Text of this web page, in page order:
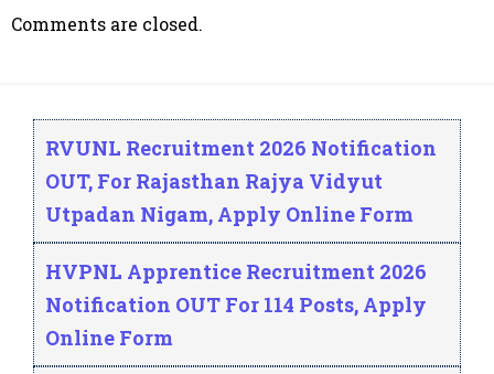
Comments are closed.
RVUNL Recruitment 2026 Notification
OUT, For Rajasthan Rajya Vidyut
Utpadan Nigam, Apply Online Form
HVPNL Apprentice Recruitment 2026
Notification OUT For 114 Posts, Apply
Online Form